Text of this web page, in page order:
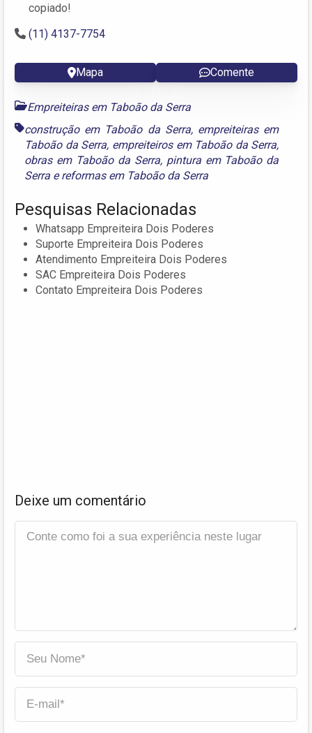
copiado!
(11) 4137-7754
Mapa Comente
Empreiteiras em Taboão da Serra
construção em Taboão da Serra, empreiteiras em
Taboão da Serra, empreiteiros em Taboão da Serra,
obras em Taboão da Serra, pintura em Taboão da
Serra ereformas em Taboão da Serra
Pesquisas Relacionadas
Whatsapp Empreiteira Dois Poderes
Suporte Empreiteira Dois Poderes
Atendimento Empreiteira Dois Poderes
SAC Empreiteira Dois Poderes
Contato Empreiteira Dois Poderes
Deixe um comentário